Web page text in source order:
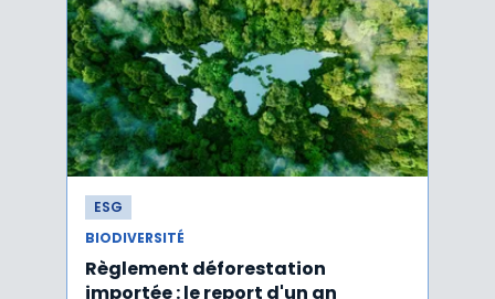
ESG
BIODIVERSITÉ
Règlement déforestation
importée : le report d'un an